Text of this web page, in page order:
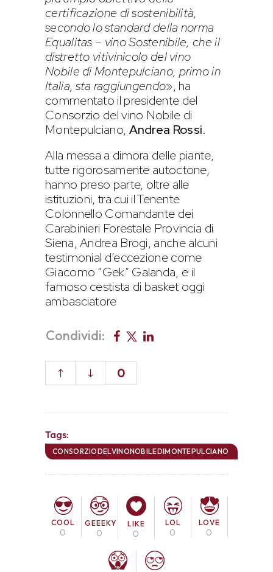
certificazione di sostenibilità,
secondo lo standard della norma
Equalitas – vino Sostenibile, che il
distretto vitivinicolo del vino
Nobile di Montepulciano, primo in
Italia, sta raggiungendo», ha
commentato il presidente del
Consorzio del vino Nobile di
Montepulciano, Andrea Rossi.
Alla messa a dimora delle piante,
tutte rigorosamente autoctone,
hanno preso parte, oltre alle
istituzioni, tra cui il Tenente
Colonnello Comandante dei
Carabinieri Forestale Provincia di
Siena, Andrea Brogi, anche alcuni
testimonial d’eccezione come
Giacomo “Gek” Galanda, e il
famoso cestista di basket oggi
ambasciatore
Condividi:
0
Tags:
CONSORZIODELVINONOBILEDIMONTEPULCIANO
COOL
0
GEEEKY
0
LIKE
0
LOL
0
LOVE
0